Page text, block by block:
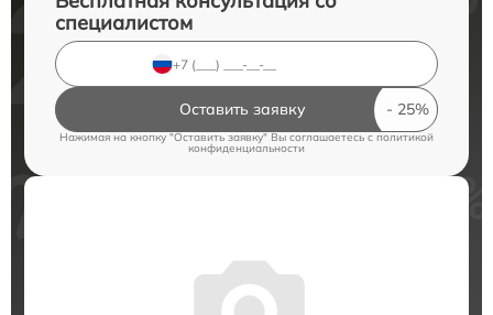
специалистом
Оставить заявку
Нажимая на кнопку "Оставить заявку" Вы соглашаетесь c политикой
конфиденциальности